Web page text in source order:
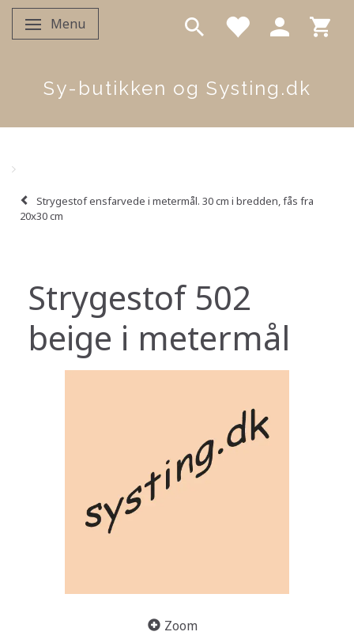
Skifte navigation
Menu
Sy-butikken og Systing.dk
Strygestof ensfarvede i metermål. 30 cm i bredden, fås fra
20x30 cm
Strygestof 502
beige i metermål
Zoom